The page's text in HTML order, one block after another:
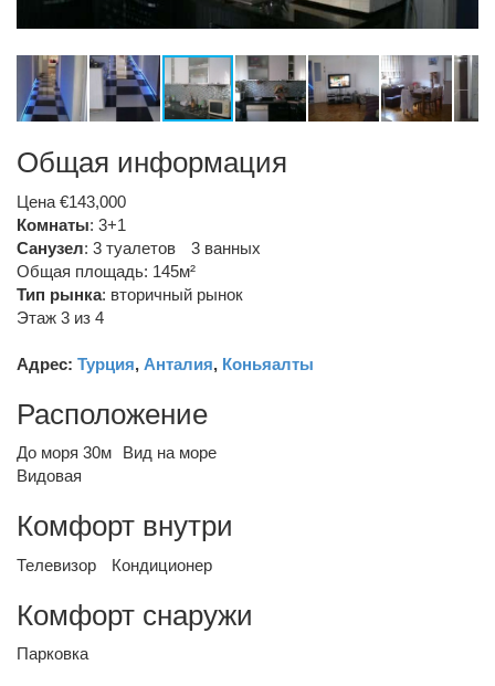
Общая информация
Цена €143,000
Комнаты: 3+1
Санузел: 3 туалетов
3 ванных
Общая площадь: 145м²
Тип рынка: вторичный рынок
Этаж 3 из 4
Адрес: Турция, Анталия, Коньяалты
Расположение
До моря 30м
Вид на море
Видовая
Комфорт внутри
Телевизор Кондиционер
Комфорт снаружи
Парковка